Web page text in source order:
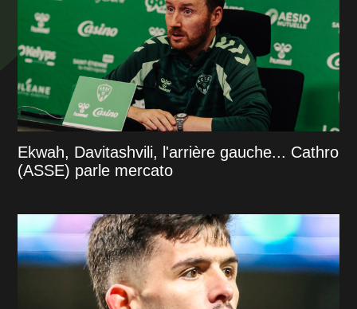
Ekwah, Davitashvili, l'arrière gauche... Cathro
(ASSE) parle mercato